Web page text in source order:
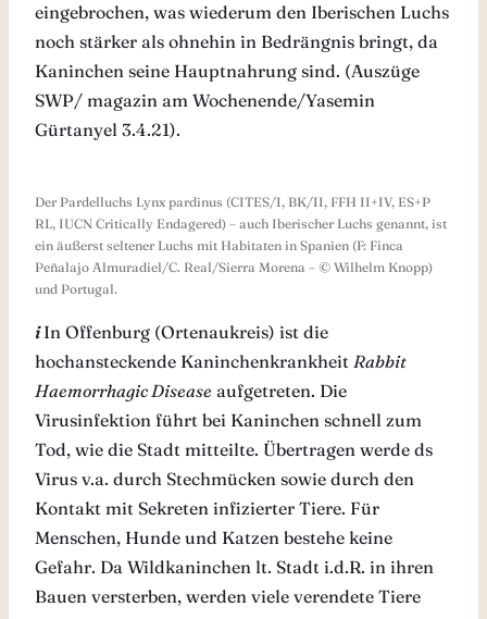
eingebrochen, was wiederum den Iberischen Luchs
noch stärker als ohnehin in Bedrängnis bringt, da
Kaninchen seine Hauptnahrung sind. (Auszüge
SWP/ magazin am Wochenende/Yasemin
Gürtanyel 3.4.21).
Der Pardelluchs Lynx pardinus (CITES/I, BK/II, FFH II+IV, ES+P
RL, IUCN Critically Endagered) – auch Iberischer Luchs genannt, ist
ein äußerst seltener Luchs mit Habitaten in Spanien (F: Finca
Peñalajo Almuradiel/C. Real/Sierra Morena – © Wilhelm Knopp)
und Portugal.
iIn Offenburg (Ortenaukreis) ist die
hochansteckende Kaninchenkrankheit Rabbit
Haemorrhagic Disease aufgetreten. Die
Virusinfektion führt bei Kaninchen schnell zum
Tod, wie die Stadt mitteilte. Übertragen werde ds
Virus v.a. durch Stechmücken sowie durch den
Kontakt mit Sekreten infizierter Tiere. Für
Menschen, Hunde und Katzen bestehe keine
Gefahr. Da Wildkaninchen lt. Stadt i.d.R. in ihren
Bauen versterben, werden viele verendete Tiere